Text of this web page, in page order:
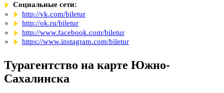
Социальные сети:
http://vk.com/biletur
http://ok.ru/biletur
http://www.facebook.com/biletur
https://www.instagram.com/biletur
Турагентство на карте Южно-
Сахалинска